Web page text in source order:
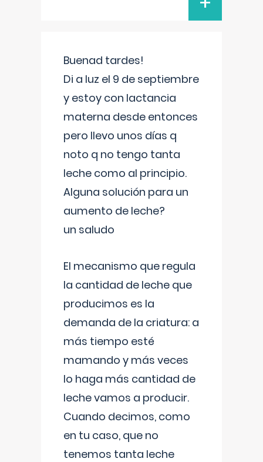
Buenad tardes!
Di a luz el 9 de septiembre
y estoy con lactancia
materna desde entonces
pero llevo unos días q
noto q no tengo tanta
leche como al principio.
Alguna solución para un
aumento de leche?
un saludo
El mecanismo que regula
la cantidad de leche que
producimos es la
demanda de la criatura: a
más tiempo esté
mamando y más veces
lo haga más cantidad de
leche vamos a producir.
Cuando decimos, como
en tu caso, que no
tenemos tanta leche